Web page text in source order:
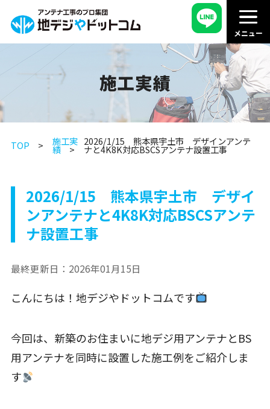
施工実績
TOP 施工実
績
2026/1/15 熊本県宇土市 デザインアンテ
ナと4K8K対応BSCSアンテナ設置工事
2026/1/15 熊本県宇土市 デザイ
ンアンテナと4K8K対応BSCSアンテ
ナ設置工事
最終更新日： 2026年01月15日
こんにちは！地デジやドットコムです
今回は、新築のお住まいに地デジ用アンテナとBS
用アンテナを同時に設置した施工例をご紹介しま
す